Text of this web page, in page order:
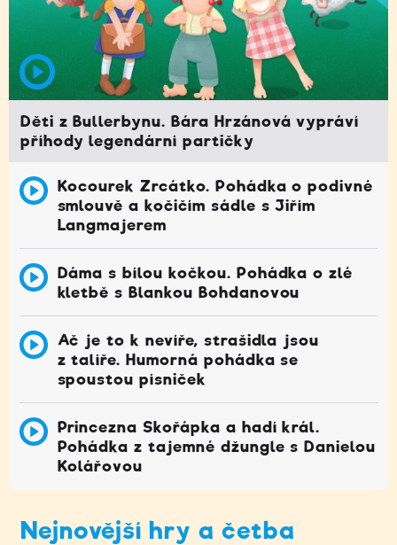
Děti z Bullerbynu. Bára Hrzánová vypráví
příhody legendární partičky
Kocourek Zrcátko. Pohádka o podivné
smlouvě a kočičím sádle s Jiřím
Langmajerem
Dáma s bílou kočkou. Pohádka o zlé
kletbě s Blankou Bohdanovou
Ač je to k nevíře, strašidla jsou
z talíře. Humorná pohádka se
spoustou písniček
Princezna Skořápka a hadí král.
Pohádka z tajemné džungle s Danielou
Kolářovou
Nejnovější hry a četba